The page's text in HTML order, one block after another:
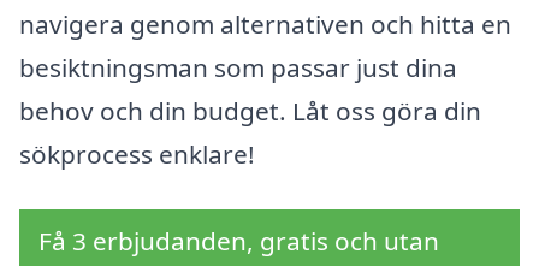
navigera genom alternativen och hitta en
besiktningsman som passar just dina
behov och din budget. Låt oss göra din
sökprocess enklare!
Få 3 erbjudanden, gratis och utan